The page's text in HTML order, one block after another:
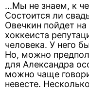
...Мы не знаем, к
Состоится ли
Овечкин пойдет
хоккеиста
человека. У него
Но, можно
для Александра
можно чаще
невесте.